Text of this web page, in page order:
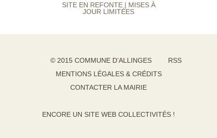
SITE EN REFONTE | MISES À
JOUR LIMITÉES
© 2015 COMMUNE D’ALLINGES
RSS
MENTIONS LÉGALES & CRÉDITS
CONTACTER LA MAIRIE
ENCORE UN SITE WEB COLLECTIVITÉS !